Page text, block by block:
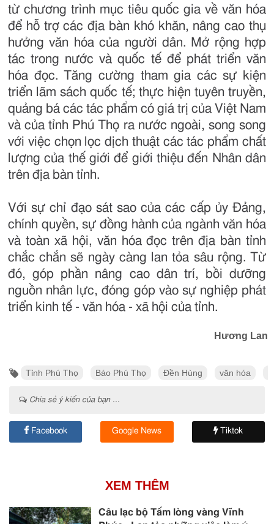
từ chương trình mục tiêu quốc gia về văn hóa
để hỗ trợ các địa bàn khó khăn, nâng cao thụ
hưởng văn hóa của người dân. Mở rộng hợp
tác trong nước và quốc tế để phát triển văn
hóa đọc. Tăng cường tham gia các sự kiện
triển lãm sách quốc tế; thực hiện tuyên truyền,
quảng bá các tác phẩm có giá trị của Việt Nam
và của tỉnh Phú Thọ ra nước ngoài, song song
với việc chọn lọc dịch thuật các tác phẩm chất
lượng của thế giới để giới thiệu đến Nhân dân
trên địa bàn tỉnh.
Với sự chỉ đạo sát sao của các cấp ủy Đảng,
chính quyền, sự đồng hành của ngành văn hóa
và toàn xã hội, văn hóa đọc trên địa bàn tỉnh
chắc chắn sẽ ngày càng lan tỏa sâu rộng. Từ
đó, góp phần nâng cao dân trí, bồi dưỡng
nguồn nhân lực, đóng góp vào sự nghiệp phát
triển kinh tế - văn hóa - xã hội của tỉnh.
Hương Lan
Tỉnh Phú Thọ Báo Phú Thọ Đền Hùng văn hóa
Chia sẻ ý kiến của bạn ...
Facebook Google News Tiktok
XEM THÊM
Câu lạc bộ Tấm lòng vàng Vĩnh